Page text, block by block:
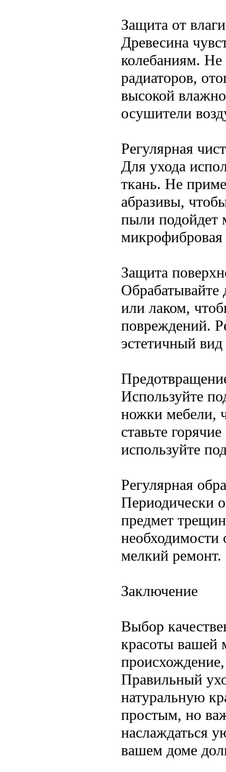
Защита от
Древесина
колебаниям. Не
радиаторов,
высокой
осушители
Регулярная
Для ухода
ткань. Не
абразивы,
пыли подойдет
микрофибровая
Защита
Обрабатывайте
или лаком,
повреждений.
эстетичный
Используйте
ножки мебели,
ставьте
используйте
Регулярная
Периодически
предмет
необходимости
мелкий ремонт.
Заключение
Выбор
красоты вашей
Правильный
натуральную
простым, но
наслаждаться
вашем доме